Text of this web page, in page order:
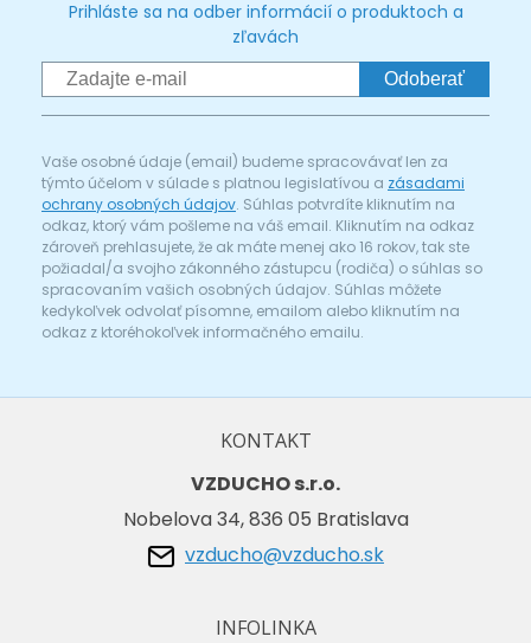
Prihláste sa na odber informácií o produktoch a
zľavách
Odoberať
Vaše osobné údaje (email) budeme spracovávať len za
týmto účelom v súlade s platnou legislatívou a zásadami
ochrany osobných údajov. Súhlas potvrdíte kliknutím na
odkaz, ktorý vám pošleme na váš email. Kliknutím na odkaz
zároveň prehlasujete, že ak máte menej ako 16 rokov, tak ste
požiadal/a svojho zákonného zástupcu (rodiča) o súhlas so
spracovaním vašich osobných údajov. Súhlas môžete
kedykoľvek odvolať písomne, emailom alebo kliknutím na
odkaz z ktoréhokoľvek informačného emailu.
KONTAKT
VZDUCHO s.r.o.
Nobelova 34, 836 05 Bratislava
vzducho@vzducho.sk
INFOLINKA